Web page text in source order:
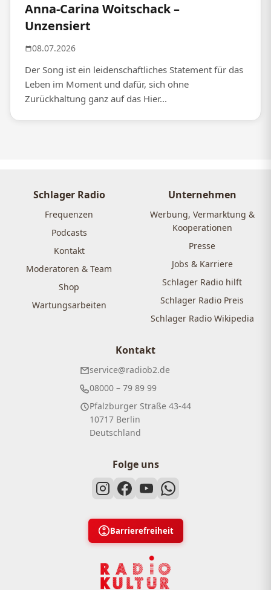
Anna-Carina Woitschack –
Unzensiert
08.07.2026
Der Song ist ein leidenschaftliches Statement für das
Leben im Moment und dafür, sich ohne
Zurückhaltung ganz auf das Hier...
Schlager Radio
Frequenzen
Podcasts
Kontakt
Moderatoren & Team
Shop
Wartungsarbeiten
Unternehmen
Werbung, Vermarktung &
Kooperationen
Presse
Jobs & Karriere
Schlager Radio hilft
Schlager Radio Preis
Schlager Radio Wikipedia
Kontakt
service@radiob2.de
08000 – 79 89 99
Pfalzburger Straße 43-44
10717 Berlin
Deutschland
Folge uns
Barrierefreiheit